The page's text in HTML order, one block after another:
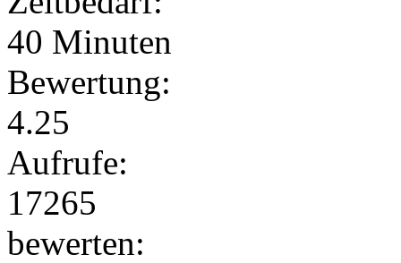
40 Minuten
Bewertung:
4.25
Aufrufe:
17265
bewerten: